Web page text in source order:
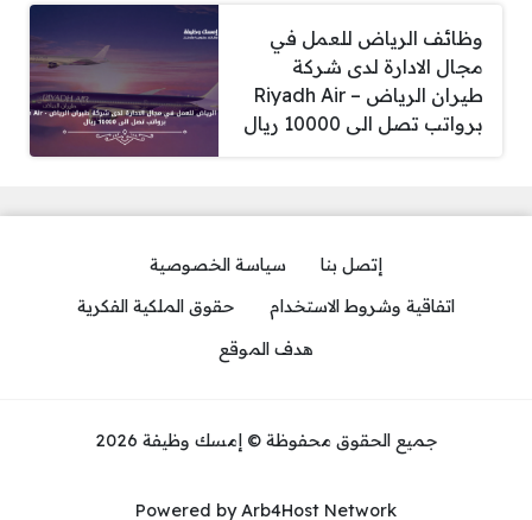
وظائف الرياض للعمل في
مجال الادارة لدى شركة
طيران الرياض – Riyadh Air
برواتب تصل الى 10000 ريال
إتصل بنا
سياسة الخصوصية
اتفاقية وشروط الاستخدام
حقوق الملكية الفكرية
هدف الموقع
جميع الحقوق محفوظة © إمسك وظيفة 2026
Powered by Arb4Host Network